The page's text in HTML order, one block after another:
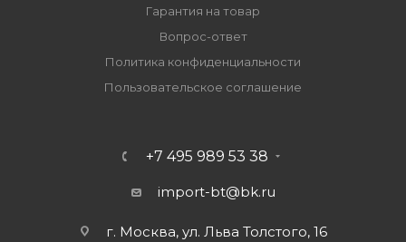
Гарантия на товар
Вопрос-ответ
Политика конфиденциальности
Пользовательское соглашение
+7 495 989 53 38
import-bt@bk.ru
г. Москва, ул. Льва Толстого, 16